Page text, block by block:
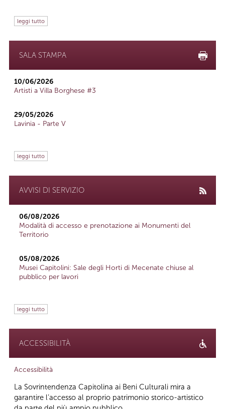
leggi tutto
SALA STAMPA
10/06/2026
Artisti a Villa Borghese #3
29/05/2026
Lavinia - Parte V
leggi tutto
AVVISI DI SERVIZIO
06/08/2026
Modalità di accesso e prenotazione ai Monumenti del
Territorio
05/08/2026
Musei Capitolini: Sale degli Horti di Mecenate chiuse al
pubblico per lavori
leggi tutto
ACCESSIBILITÀ
Accessibilità
La Sovrintendenza Capitolina ai Beni Culturali mira a
garantire l’accesso al proprio patrimonio storico-artistico